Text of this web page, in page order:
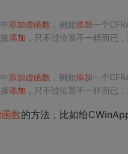
添加虚函数 ，例如添加一个
添加 ，只不过位置不一样而已
添加虚函数 ，例如添加一个
添加 ，只不过位置不一样而已
数的方法，比如给